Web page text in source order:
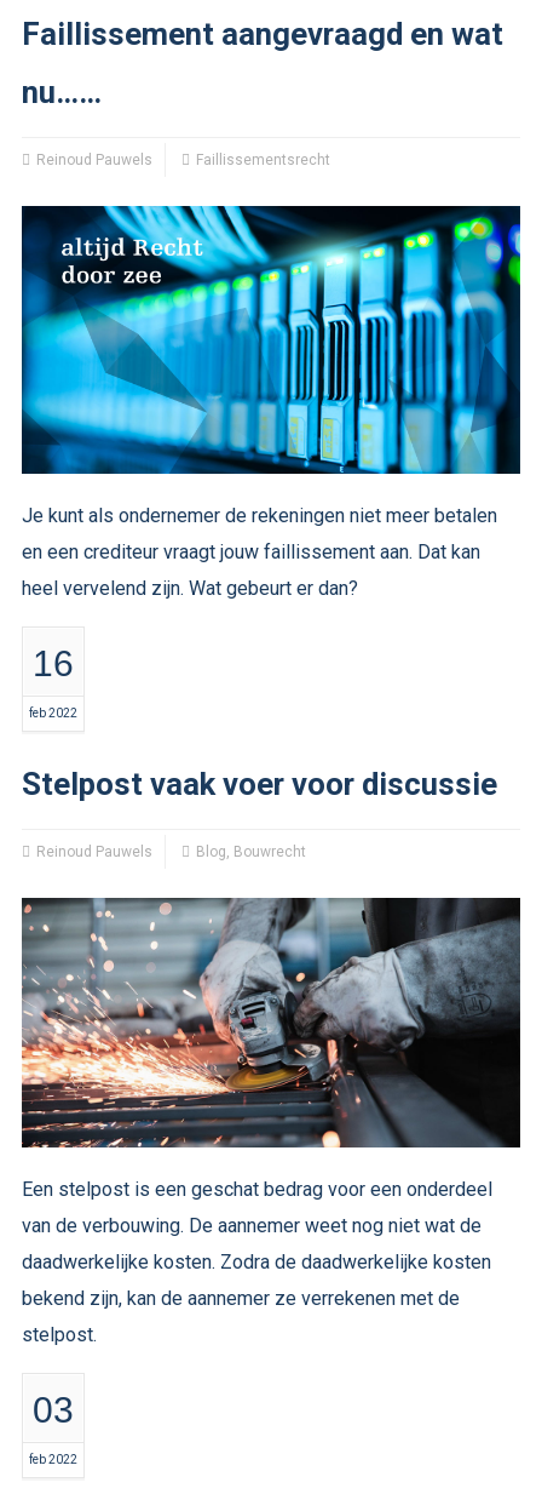
Faillissement aangevraagd en wat
nu……
Reinoud Pauwels Faillissementsrecht
Je kunt als ondernemer de rekeningen niet meer betalen
en een crediteur vraagt jouw faillissement aan. Dat kan
heel vervelend zijn. Wat gebeurt er dan?
16
feb 2022
Stelpost vaak voer voor discussie
Reinoud Pauwels Blog, Bouwrecht
Een stelpost is een geschat bedrag voor een onderdeel
van de verbouwing. De aannemer weet nog niet wat de
daadwerkelijke kosten. Zodra de daadwerkelijke kosten
bekend zijn, kan de aannemer ze verrekenen met de
stelpost.
03
feb 2022